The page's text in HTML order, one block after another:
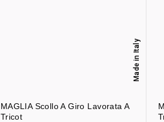
MAGLIA Scollo A Giro Lavorata A
Tricot
Made in Italy